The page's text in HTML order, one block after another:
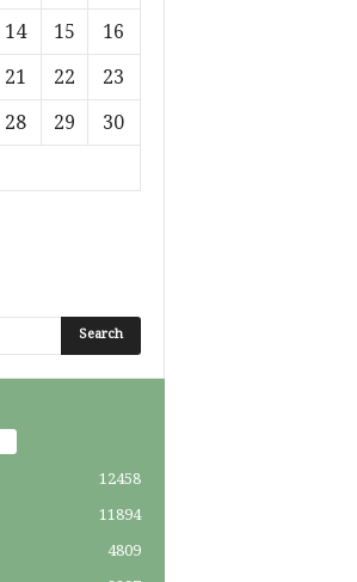
14 15
16
21 22
23
28 29
30
12458
11894
4809